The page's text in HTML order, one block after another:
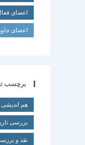
اعضای
اعضای
برچسب
هم اندیشی
بررسی
نقد و